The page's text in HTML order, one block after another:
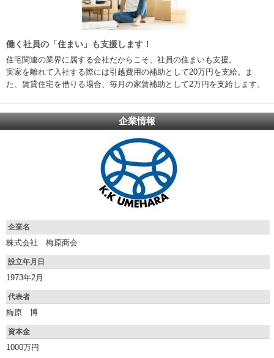
働く社員の「住まい」も支援します！
住宅関連の業界に属する会社だからこそ、社員の住まいも支援。
実家を離れて入社する際には引越費用の補助として20万円を支給。ま
た、賃貸住宅を借りる場合、毎月の家賃補助として2万円を支給します。
企業情報
企業名
株式会社 梅原商会
設立年月日
1973年2月
代表者
梅原 博
資本金
1000万円